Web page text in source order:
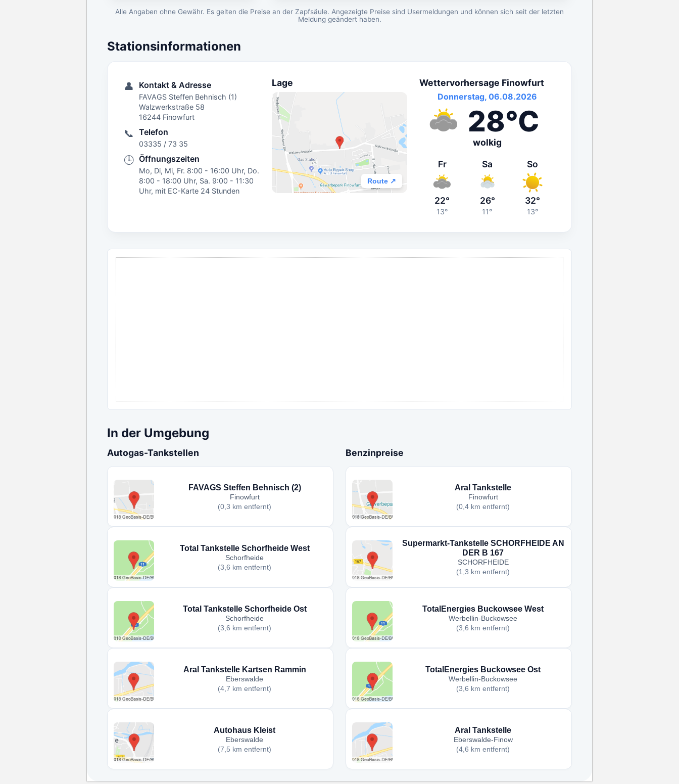
Alle Angaben ohne Gewähr. Es gelten die Preise an der Zapfsäule. Angezeigte Preise sind Usermeldungen und können sich seit der letzten
Meldung geändert haben.
Stationsinformationen
👤 Kontakt & Adresse
FAVAGS Steffen Behnisch (1)
Walzwerkstraße 58
16244 Finowfurt
📞 Telefon
03335 / 73 35
🕒 Öffnungszeiten
Mo, Di, Mi, Fr. 8:00 - 16:00 Uhr, Do.
8:00 - 18:00 Uhr, Sa. 9:00 - 11:30
Uhr, mit EC-Karte 24 Stunden
Lage
Route ↗
Wettervorhersage Finowfurt
Donnerstag, 06.08.2026
28°C
wolkig
Fr
22°
13°
Sa
26°
11°
So
32°
13°
In der Umgebung
Autogas-Tankstellen
FAVAGS Steffen Behnisch (2)
Finowfurt
(0,3 km entfernt)
Total Tankstelle Schorfheide West
Schorfheide
(3,6 km entfernt)
Total Tankstelle Schorfheide Ost
Schorfheide
(3,6 km entfernt)
Aral Tankstelle Kartsen Rammin
Eberswalde
(4,7 km entfernt)
Autohaus Kleist
Eberswalde
(7,5 km entfernt)
Benzinpreise
Aral Tankstelle
Finowfurt
(0,4 km entfernt)
Supermarkt-Tankstelle SCHORFHEIDE AN
DER B 167
SCHORFHEIDE
(1,3 km entfernt)
TotalEnergies Buckowsee West
Werbellin-Buckowsee
(3,6 km entfernt)
TotalEnergies Buckowsee Ost
Werbellin-Buckowsee
(3,6 km entfernt)
Aral Tankstelle
Eberswalde-Finow
(4,6 km entfernt)